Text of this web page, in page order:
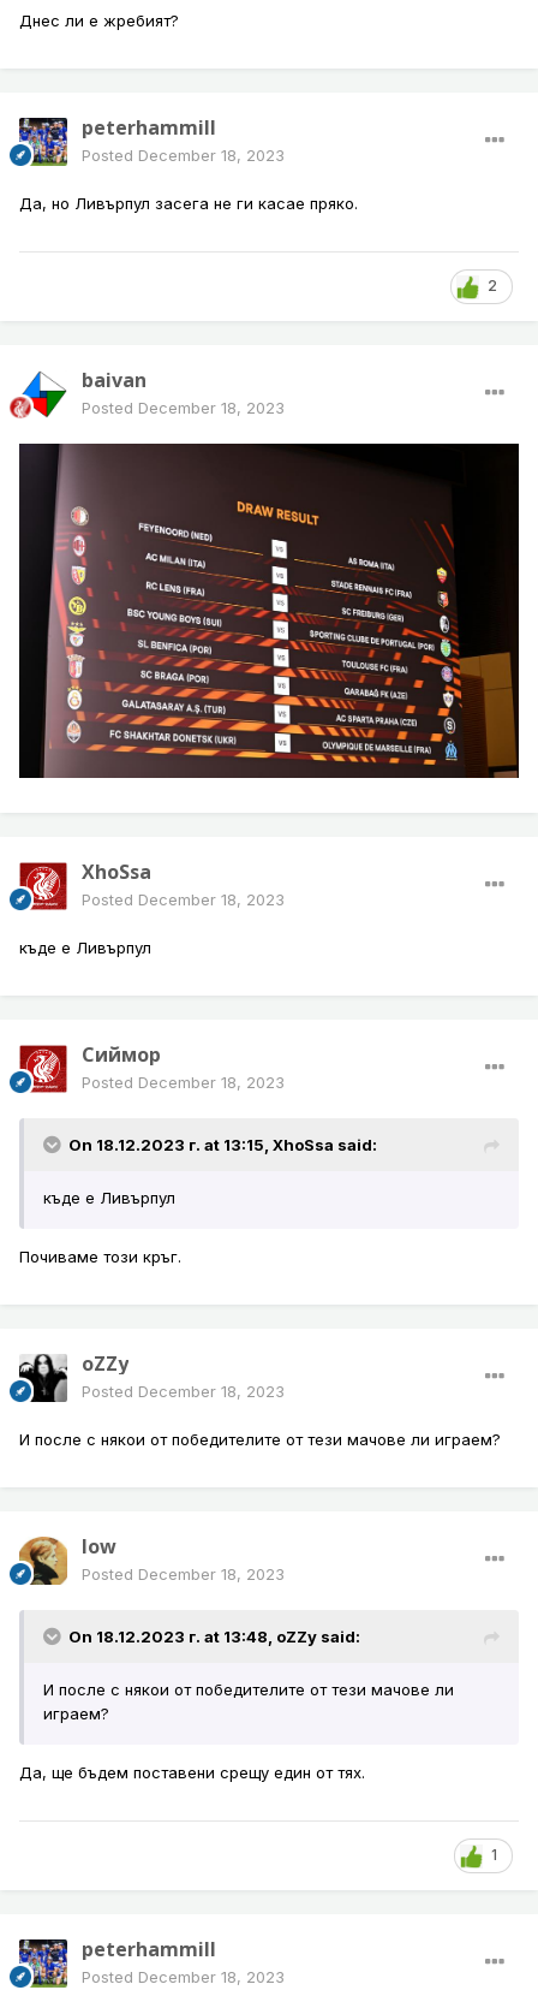
Днес ли е жребият?
peterhammill
Posted December 18, 2023
Да, но Ливърпул засега не ги касае пряко.
2
baivan
Posted December 18, 2023
XhoSsa
Posted December 18, 2023
къде е Ливърпул
Сиймор
Posted December 18, 2023
On 18.12.2023 г. at 13:15, XhoSsa said:
къде е Ливърпул
Почиваме този кръг.
oZZy
Posted December 18, 2023
И после с някои от победителите от тези мачове ли играем?
low
Posted December 18, 2023
On 18.12.2023 г. at 13:48, oZZy said:
И после с някои от победителите от тези мачове ли
играем?
Да, ще бъдем поставени срещу един от тях.
1
peterhammill
Posted December 18, 2023